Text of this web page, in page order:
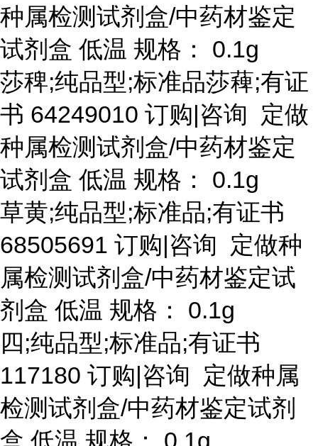
种属检测试剂盒/中药材鉴定
试剂盒 低温 规格： 0.1g
莎稗;纯品型;标准品莎薭;有证
书 64249010 订购|咨询 定做
种属检测试剂盒/中药材鉴定
试剂盒 低温 规格： 0.1g
草黄;纯品型;标准品;有证书
68505691 订购|咨询 定做种
属检测试剂盒/中药材鉴定试
剂盒 低温 规格： 0.1g
四;纯品型;标准品;有证书
117180 订购|咨询 定做种属
检测试剂盒/中药材鉴定试剂
盒 低温 规格： 0.1g